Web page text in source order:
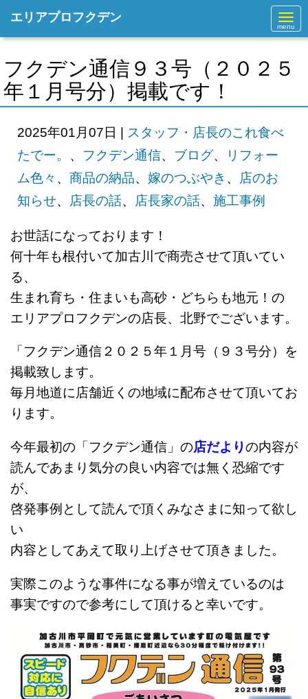
N
a
v
g
a
o
エリアプロフクデン
フクデン通信９３号（２０２５
年１月号分）掲載です！
2025年01月07日 | スタッフ・店長のこれ食べ
たでー。 、 フクデン通信、 ブログ、
リフォー
ム色々 、 商品の納品、 嫁のつぶやき 、 店のお
知らせ、 店長の話、 店長家の話、 施工事例
お世話になっております！
何十年も根付いて加古川で商売させて頂いてい
る、
生まれ育ち・住まいも高砂・どちらも地元！の
エリアプロフクデンの店長、北野でございます。
「フクデン通信２０２５年１月号（９３号分）を
掲載致します。
毎月地道に店舗近くの地域に配布させて頂いてお
ります。
今年最初の「フクデン通信」の店だよりの内容が
読んであまり気分の良い内容では無く恐縮です
が、
啓発事例として読んで頂くみなさまに知って欲し
い
内容としてあえて取り上げさせて頂きました。
実際このような事件になる事が増えているのは
事実ですので参考にして頂けると幸いです。